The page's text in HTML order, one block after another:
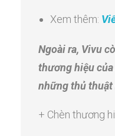
Xem thêm:
Ngoài ra, Vivu
thương hiệu
những thủ
+ Chèn thương